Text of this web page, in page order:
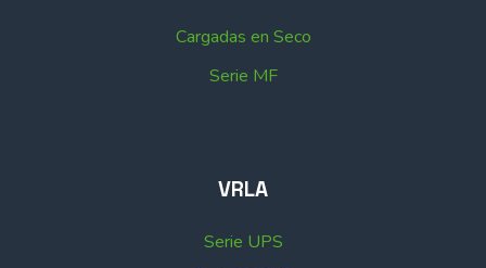
Cargadas en Seco
Serie MF
VRLA
Serie UPS